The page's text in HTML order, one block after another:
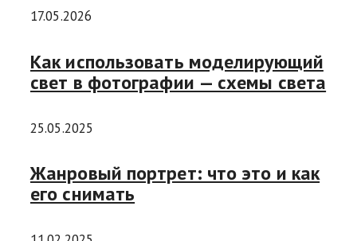
17.05.2026
Как использовать моделирующий
свет в фотографии — схемы света
25.05.2025
Жанровый портрет: что это и как
его снимать